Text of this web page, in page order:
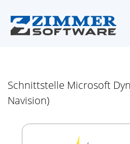
Schnittstelle Microsoft
Navision)